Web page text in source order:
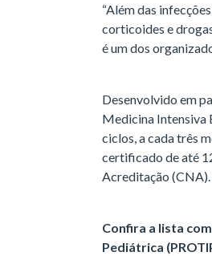
“Além das
corticoides e
é um dos
Desenvolvido em
Medicina Intensiva
ciclos, a cada três
certificado de até
Acreditação (CNA).
Confira a lista
Pediátrica